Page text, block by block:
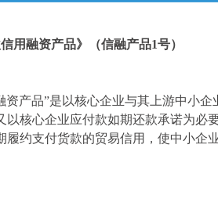
用融资产品》（信融产品1号）
产品”是以核心企业与其上游中小企
核心企业应付款如期还款承诺为必
约支付货款的贸易信用，使中小企